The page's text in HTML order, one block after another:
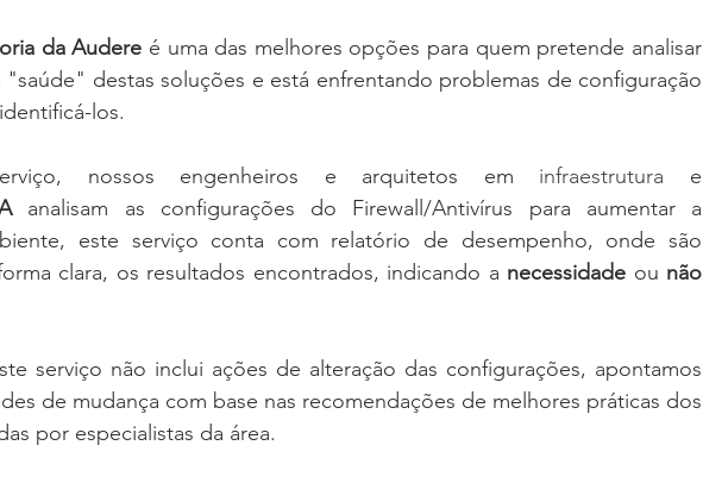
da Audere é uma das melhores opções para quem pretende analisar
"saúde" destas soluções e está enfrentando problemas de configuração
los.
nossos engenheiros e arquitetos em infraestrutura
analisam as configurações do Firewall/Antivírus para aumentar a
este serviço conta com relatório de desempenho, onde são
clara, os resultados encontrados, indicando a necessidade ou
serviço não inclui ações de alteração das configurações, apontamos
de mudança com base nas recomendações de melhores práticas dos
por especialistas da área.